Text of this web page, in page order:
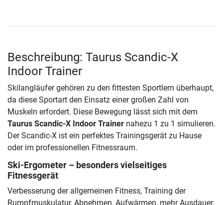
Beschreibung: Taurus Scandic-X
Indoor Trainer
Skilangläufer gehören zu den fittesten Sportlern überhaupt,
da diese Sportart den Einsatz einer großen Zahl von
Muskeln erfordert. Diese Bewegung lässt sich mit dem
Taurus Scandic-X Indoor Trainer nahezu 1 zu 1 simulieren.
Der Scandic-X ist ein perfektes Trainingsgerät zu Hause
oder im professionellen Fitnessraum.
Ski-Ergometer – besonders vielseitiges
Fitnessgerät
Verbesserung der allgemeinen Fitness, Training der
Rumpfmuskulatur, Abnehmen, Aufwärmen, mehr Ausdauer,